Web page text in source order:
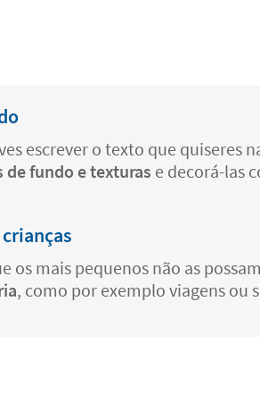
escrever o texto que quiseres
fundo e texturas e decorá-las
os mais pequenos não as
, como por exemplo viagens ou